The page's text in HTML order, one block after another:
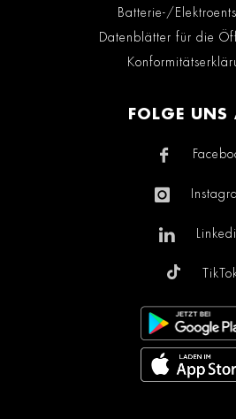
Batterie-/
Datenblätter für die
FOLGE UNS
TikTok